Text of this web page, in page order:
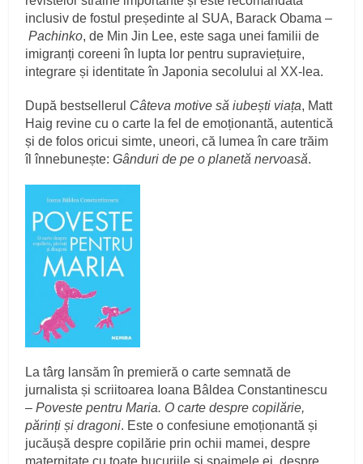
inclusiv de fostul președinte al SUA, Barack Obama –
Pachinko, de Min Jin Lee, este saga unei familii de
imigranți coreeni în lupta lor pentru supraviețuire,
integrare și identitate în Japonia secolului al XX-lea.
După bestsellerul Câteva motive să iubești viața, Matt
Haig revine cu o carte la fel de emoționantă, autentică
și de folos oricui simte, uneori, că lumea în care trăim
îl înnebunește:Gânduri de pe o planetă nervoasă.
La târg lansăm în premieră o carte semnată de
jurnalista și scriitoarea Ioana Bâldea Constantinescu
–Poveste pentru Maria. O carte despre copilărie,
părinți și dragoni. Este o confesiune emoționantă și
jucăușă despre copilărie prin ochii mamei, despre
maternitate cu toate bucuriile și spaimele ei, despre